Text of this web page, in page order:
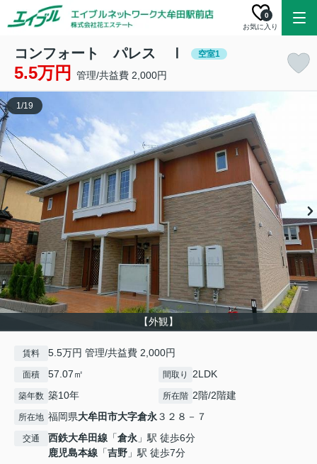
お気に入り
0
コンフォート パレス Ⅰ 空室1
5.5万円 管理/共益費 2,000円
【外観】
1/19
賃料 5.5万円 管理/共益費 2,000円
面積 57.07㎡ 間取り 2LDK
築年数 築10年 所在階 2階/2階建
所在地 福岡県大牟田市大字倉永３２８－７
交通 西鉄大牟田線 「倉永 」駅 徒歩6分
鹿児島本線 「吉野 」駅 徒歩7分